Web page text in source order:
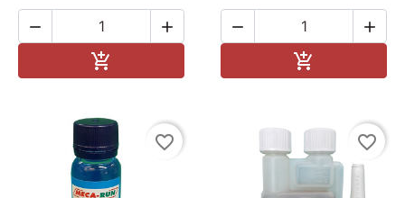
 

 

favorite_border favorite_border